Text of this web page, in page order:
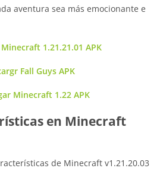
aventura sea más emocionante e
1.21.21.01 APK
Fall Guys APK
Minecraft 1.22 APK
en Minecraft
de Minecraft v1.21.20.03